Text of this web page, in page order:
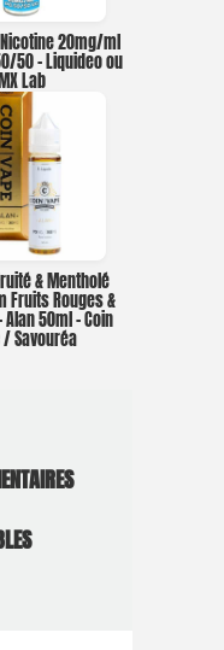
20mg/ml
50 – Liquideo ou
MX Lab
& Mentholé
Fruits Rouges &
Alan 50ml – Coin
/ Savouréa